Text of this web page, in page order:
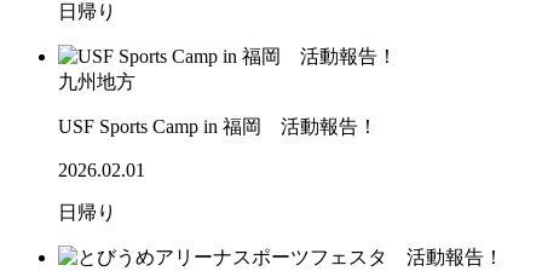
日帰り
九州地方
USF Sports Camp in 福岡 活動報告！
2026.02.01
日帰り